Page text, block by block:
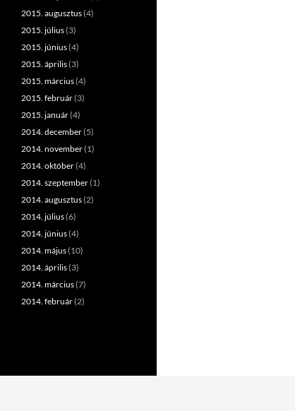
2015. augusztus(4)
2015. július(3)
2015. június(4)
2015. április(3)
2015. március(4)
2015. február(3)
2015. január(4)
2014. december(5)
2014. november(1)
2014. október(4)
2014. szeptember(1)
2014. augusztus(2)
2014. július(6)
2014. június(4)
2014. május(10)
2014. április(3)
2014. március(7)
2014. február(2)